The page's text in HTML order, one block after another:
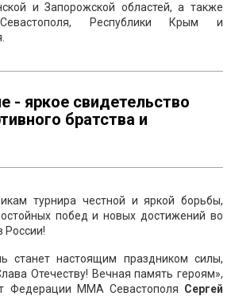
и Запорожской областей, а также
Республики Крым и
- яркое свидетельство
братства и
турнира честной и яркой борьбы,
побед и новых достижений во
России!
станет настоящим праздником силы,
Отечеству! Вечная память героям»,
Федерации ММА Севастополя Сергей